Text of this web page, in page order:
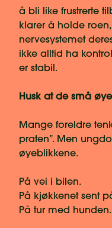
å bli like frustrerte
klarer å holde roen,
nervesystemet
ikke alltid ha
er stabil.
Husk at de små
Mange foreldre
praten”. Men
øyeblikkene.
På vei i bilen.
På kjøkkenet sent
På tur med hunden.